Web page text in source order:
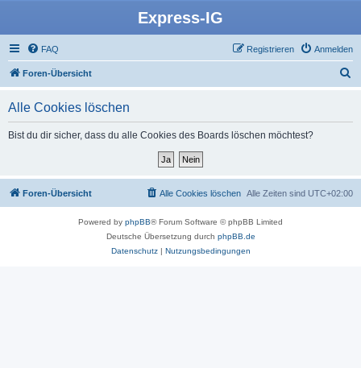
Express-IG
FAQ Anmelden
Registrieren
Foren-Übersicht
Alle Cookies löschen
Bist du dir sicher, dass du alle Cookies des Boards löschen möchtest?
Foren-Übersicht Alle Zeiten sind UTC+02:00
Alle Cookies löschen
Powered by phpBB® Forum Software © phpBB Limited
Deutsche Übersetzung durch phpBB.de
Datenschutz| Nutzungsbedingungen